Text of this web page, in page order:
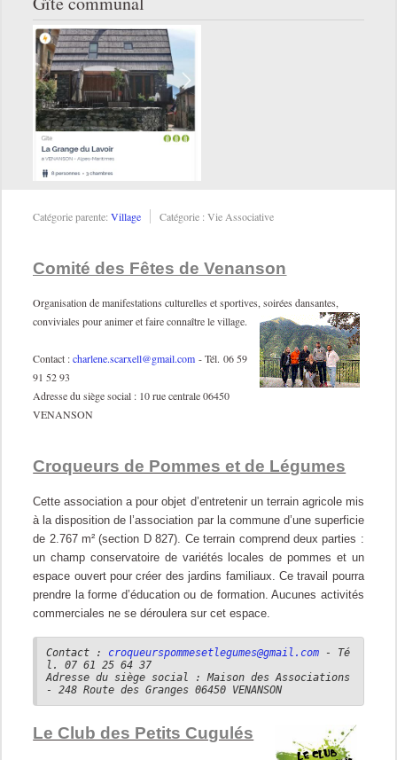
Catégorie parente:Village Catégorie :Vie Associative
Comité des Fêtes de Venanson
Organisation de manifestations culturelles et sportives, soirées dansantes,
conviviales pour animer et faire connaître le village.
Contact :charlene.scarxell@gmail.com- Tél. 06 59
91 52 93
Adresse du siège social : 10 rue centrale 06450
VENANSON
Croqueurs de Pommes et de Légumes
Cette association a pour objet d’entretenir un terrain agricole mis
à la disposition de l’association par la commune d’une superficie
de 2.767 m² (section D 827). Ce terrain comprend deux parties :
un champ conservatoire de variétés locales de pommes et un
espace ouvert pour créer des jardins familiaux. Ce travail pourra
prendre la forme d’éducation ou de formation. Aucunes activités
commerciales ne se déroulera sur cet espace.
Contact : croqueurspommesetlegumes@gmail.com - Té
l. 07 61 25 64 37
Adresse du siège social : Maison des Associations
- 248 Route des Granges 06450 VENANSON
Le Club des Petits Cugulés